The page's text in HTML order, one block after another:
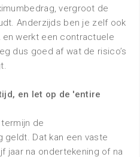
vergroot de
Anderzijds ben je zelf ook
en werkt een contractuele
dus goed af wat de risico’s
en let op de 'entire
de
geldt. Dat kan een vaste
jaar na ondertekening of na